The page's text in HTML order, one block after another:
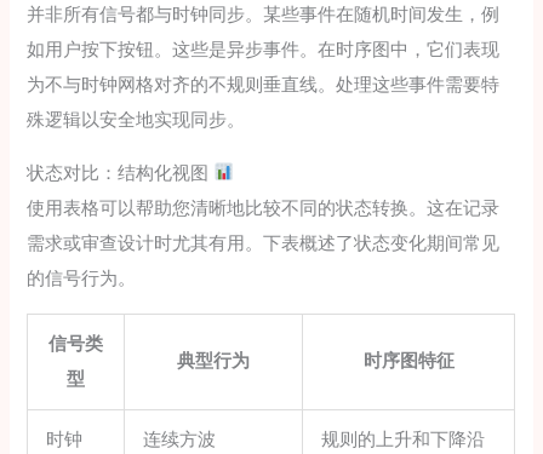
并非所有信号都与时钟同步。某些事件在随机时间发生，例
如用户按下按钮。这些是异步事件。在时序图中，它们表现
为不与时钟网格对齐的不规则垂直线。处理这些事件需要特
殊逻辑以安全地实现同步。
状态对比：结构化视图
使用表格可以帮助您清晰地比较不同的状态转换。这在记录
需求或审查设计时尤其有用。下表概述了状态变化期间常见
的信号行为。
信号类
型
典型行为 时序图特征
时钟 连续方波 规则的上升和下降沿